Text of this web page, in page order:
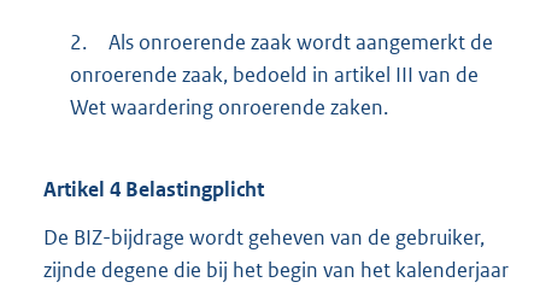
2.
Als onroerende zaak wordt aangemerkt de
onroerende zaak, bedoeld in artikel III van de
Wet waardering onroerende zaken.
Artikel 4 Belastingplicht
De BIZ-bijdrage wordt geheven van de gebruiker,
zijnde degene die bij het begin van het kalenderjaar